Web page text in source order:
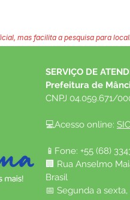
mas facilita a pesquisa para
SERVIÇO DE
Prefeitura de
CNPJ 04.059.671/
💻Acesso online: SIC
📱Fone: +55 (68)
🏢 Rua Anselmo
Brasil
📅 Segunda a